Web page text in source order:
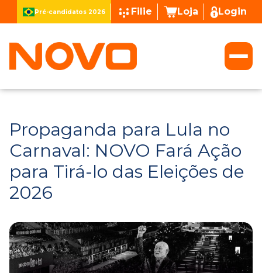
Pré-candidatos 2026 Filie Loja Login
Propaganda para Lula no
Carnaval: NOVO Fará Ação
para Tirá-lo das Eleições de
2026